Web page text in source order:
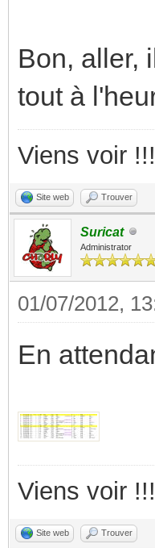
Bon, aller,
tout à
Viens voir
Site web Trouver
Suricat
Administrator
01/07/2012,
En
Viens voir
Site web Trouver